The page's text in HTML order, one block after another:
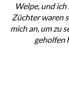
Welpe, und
Züchter waren
mich an, um zu
geholfen